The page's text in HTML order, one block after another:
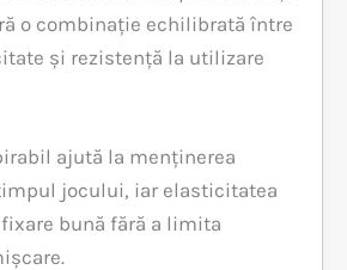
o combinație echilibrată între
și rezistență la utilizare
ajută la menținerea
jocului, iar elasticitatea
bună fără a limita